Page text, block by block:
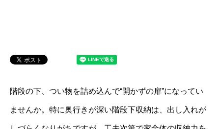
階段の下、つい物を詰め込んで“開かずの扉”になってい
ませんか。特に奥行きが深い階段下収納は、出し入れが